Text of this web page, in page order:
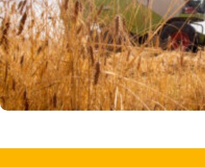
Mas Terricabras